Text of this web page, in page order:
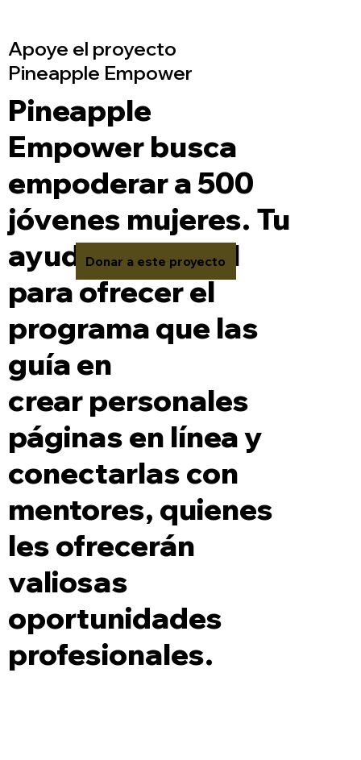
Apoye el proyecto
Pineapple Empower
Pineapple
Empower busca
empoderar a 500
jóvenes mujeres. Tu
ayuda es crucial
para ofrecer el
programa que las
guía en
crear personales
páginas en línea y
conectarlas con
mentores, quienes
les ofrecerán
valiosas
oportunidades
profesionales.
Donar a este proyecto